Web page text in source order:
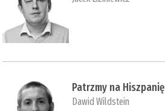
Patrzmy na Hiszpanię
Dawid Wildstein